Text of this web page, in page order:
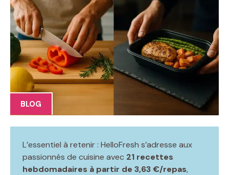
BLOG
L’essentiel à retenir : HelloFresh s’adresse aux
passionnés de cuisine avec 21 recettes
hebdomadaires à partir de 3,63 €/repas,